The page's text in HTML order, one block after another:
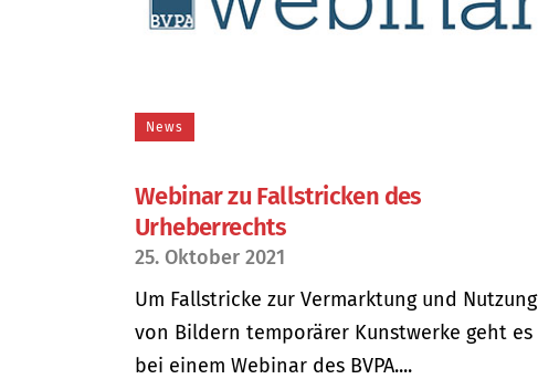
News
Webinar zu Fallstricken des
Urheberrechts
25. Oktober 2021
Um Fallstricke zur Vermarktung und Nutzung
von Bildern temporärer Kunstwerke geht es
bei einem Webinar des BVPA....